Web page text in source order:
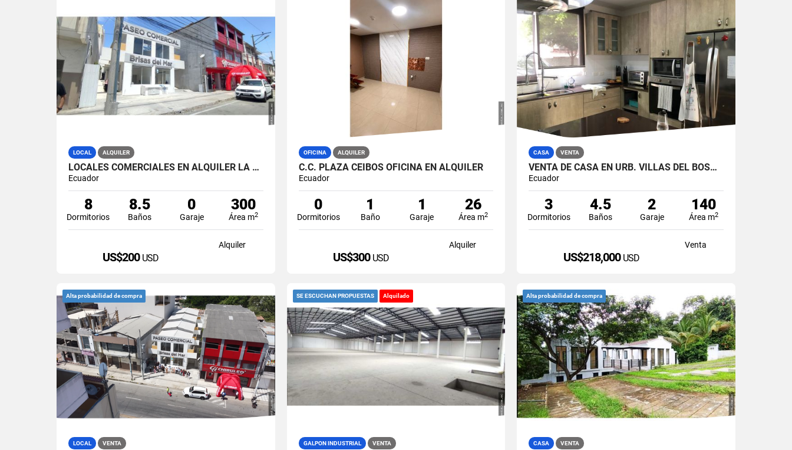
LOCAL ALQUILER
LOCALES COMERCIALES EN ALQUILER LA LIBERTAD AV. 9 OCTUBRE
Ecuador
8
Dormitorios
8.5
Baños
0
Garaje
300
Área m2
Alquiler
US$200 USD
OFICINA ALQUILER
C.C. PLAZA CEIBOS OFICINA EN ALQUILER
Ecuador
0
Dormitorios
1
Baño
1
Garaje
26
Área m2
Alquiler
US$300 USD
CASA VENTA
VENTA DE CASA EN URB. VILLAS DEL BOSQUE, VÍA A LA COSTA
Ecuador
3
Dormitorios
4.5
Baños
2
Garaje
140
Área m2
Venta
US$218,000 USD
Alta probabilidad de compra
LOCAL VENTA
SE ESCUCHAN PROPUESTAS Alquilado
GALPON INDUSTRIAL VENTA
Alta probabilidad de compra
CASA VENTA